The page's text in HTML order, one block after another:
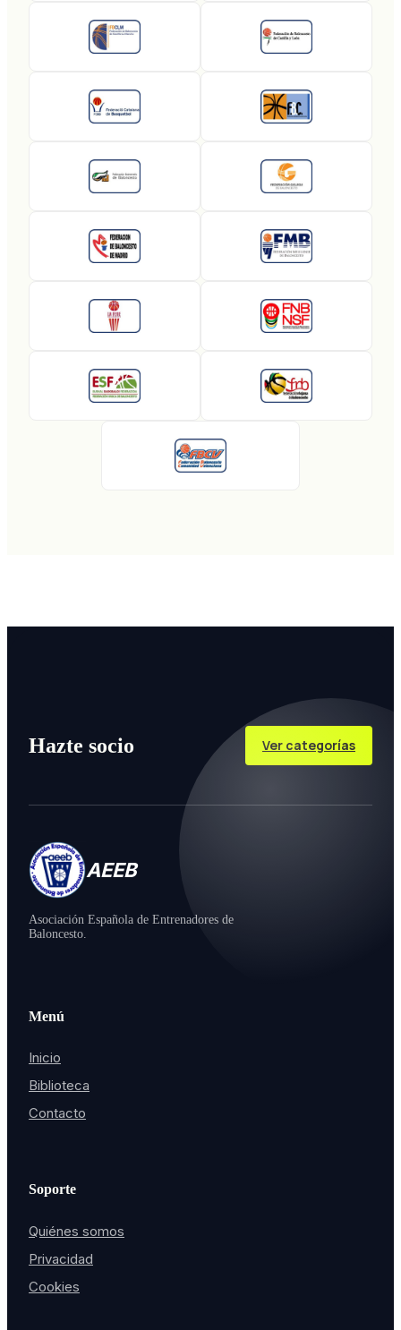
Hazte socio Ver categorías
AEEB
Asociación Española de Entrenadores de
Baloncesto.
Menú
Inicio
Biblioteca
Contacto
Soporte
Quiénes somos
Privacidad
Cookies